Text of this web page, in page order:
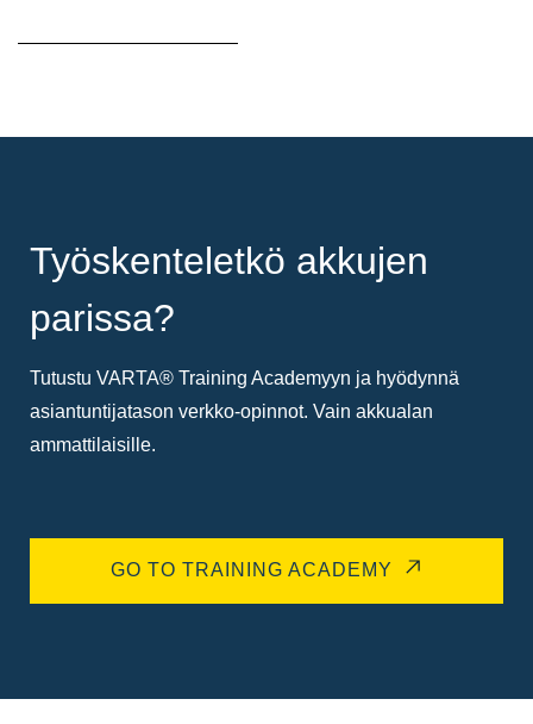
Työskenteletkö akkujen
parissa?
Tutustu VARTA® Training Academyyn ja hyödynnä
asiantuntijatason verkko-opinnot. Vain akkualan
ammattilaisille.
GO TO TRAINING ACADEMY